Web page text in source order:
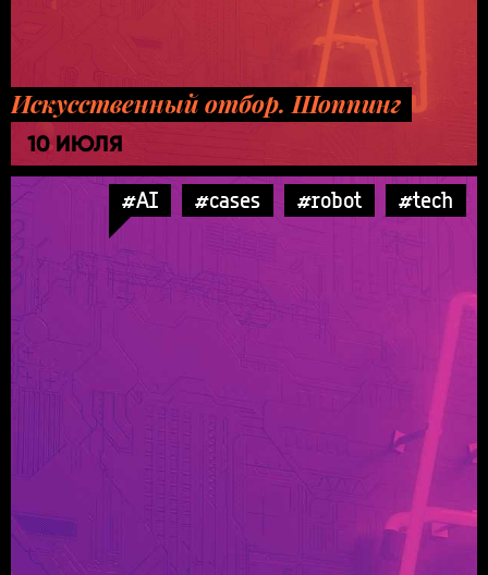
Искусственный отбор. Шоппинг
10 ИЮЛЯ
#AI #cases #robot #tech